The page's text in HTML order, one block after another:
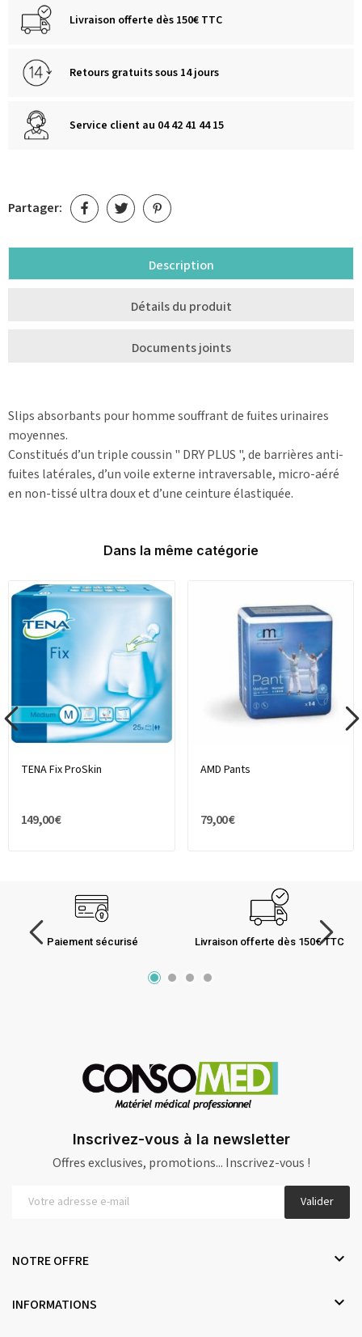
Livraison offerte dès 150€ TTC
Retours gratuits sous 14 jours
Service client au 04 42 41 44 15
Partager:
Description
Détails du produit
Documents joints
Slips absorbants pour homme souffrant de fuites urinaires
moyennes.
Constitués d’un triple coussin " DRY PLUS ", de barrières anti-
fuites latérales, d’un voile externe intraversable, micro-aéré
en non-tissé ultra doux et d’une ceinture élastiquée.
Dans la même catégorie
TENA Fix ProSkin
149,00 €
AMD Pants
79,00 €
Paiement sécurisé Livraison offerte dès 150€ TTC
Inscrivez-vous à la newsletter
Offres exclusives, promotions... Inscrivez-vous !
Valider
NOTRE OFFRE 
INFORMATIONS 